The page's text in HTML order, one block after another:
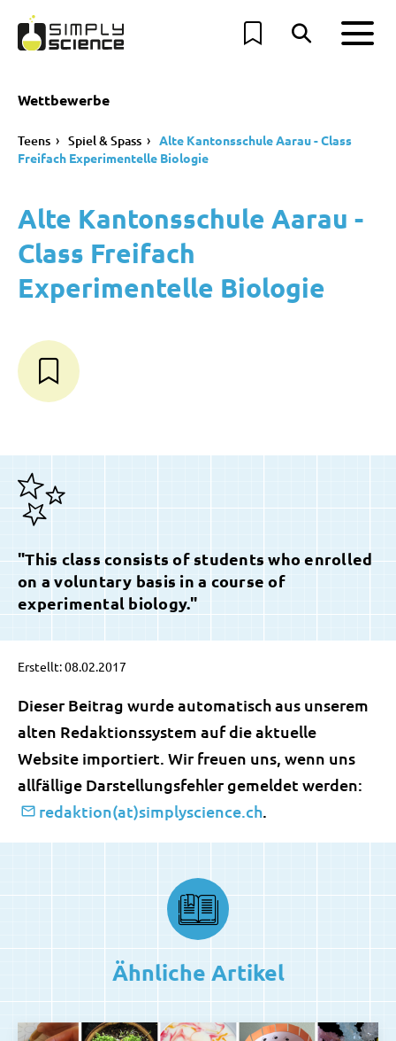
Wettbewerbe
Teens Spiel & Spass
Alte Kantonsschule Aarau - Class
Freifach Experimentelle Biologie
Alte Kantonsschule Aarau -
Class Freifach
Experimentelle Biologie
"This class consists of students who enrolled
on a voluntary basis in a course of
experimental biology."
Erstellt: 08.02.2017
Dieser Beitrag wurde automatisch aus unserem
alten Redaktionssystem auf die aktuelle
Website importiert. Wir freuen uns, wenn uns
allfällige Darstellungsfehler gemeldet werden:
redaktion(at)simplyscience.ch.
Ähnliche Artikel